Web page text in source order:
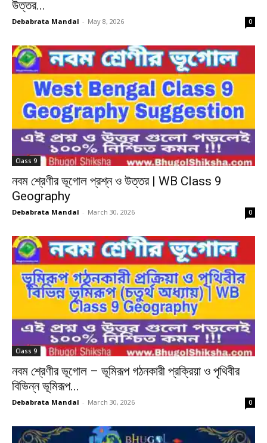
উত্তর...
Debabrata Mandal - May 8, 2026 0
Class 9
নবম শ্রেণীর ভূগোল প্রশ্ন ও উত্তর | WB Class 9
Geography
Debabrata Mandal - March 30, 2026 0
Class 9
নবম শ্রেণীর ভূগোল – ভূমিরূপ গঠনকারী প্রক্রিয়া ও পৃথিবীর
বিভিন্ন ভূমিরূপ...
Debabrata Mandal - March 30, 2026 0